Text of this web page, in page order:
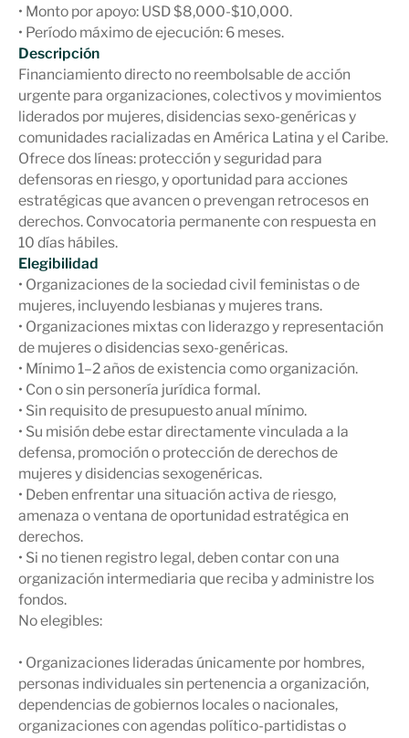
• Monto por apoyo: USD $8,000-$10,000.
• Período máximo de ejecución: 6 meses.
Descripción
Financiamiento directo no reembolsable de acción
urgente para organizaciones, colectivos y movimientos
liderados por mujeres, disidencias sexo-genéricas y
comunidades racializadas en América Latina y el Caribe.
Ofrece dos líneas: protección y seguridad para
defensoras en riesgo, y oportunidad para acciones
estratégicas que avancen o prevengan retrocesos en
derechos. Convocatoria permanente con respuesta en
10 días hábiles.
Elegibilidad
• Organizaciones de la sociedad civil feministas o de
mujeres, incluyendo lesbianas y mujeres trans.
• Organizaciones mixtas con liderazgo y representación
de mujeres o disidencias sexo-genéricas.
• Mínimo 1–2 años de existencia como organización.
• Con o sin personería jurídica formal.
• Sin requisito de presupuesto anual mínimo.
• Su misión debe estar directamente vinculada a la
defensa, promoción o protección de derechos de
mujeres y disidencias sexogenéricas.
• Deben enfrentar una situación activa de riesgo,
amenaza o ventana de oportunidad estratégica en
derechos.
• Si no tienen registro legal, deben contar con una
organización intermediaria que reciba y administre los
fondos.
No elegibles:
• Organizaciones lideradas únicamente por hombres,
personas individuales sin pertenencia a organización,
dependencias de gobiernos locales o nacionales,
organizaciones con agendas político-partidistas o